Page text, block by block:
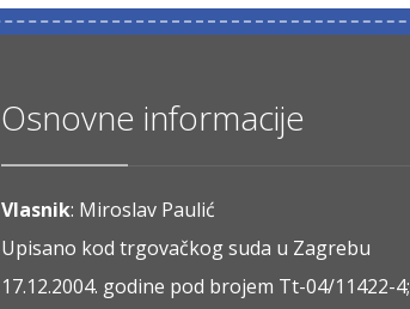
Osnovne informacije
Vlasnik: Miroslav Paulić
Upisano kod trgovačkog suda u Zagrebu
17.12.2004. godine pod brojem Tt-04/11422-4;